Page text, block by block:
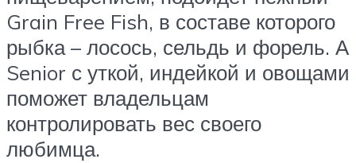
Grain Free Fish, в составе которого
рыбка – лосось, сельдь и форель. А
Senior с уткой, индейкой и овощами
поможет владельцам
контролировать вес своего
любимца.